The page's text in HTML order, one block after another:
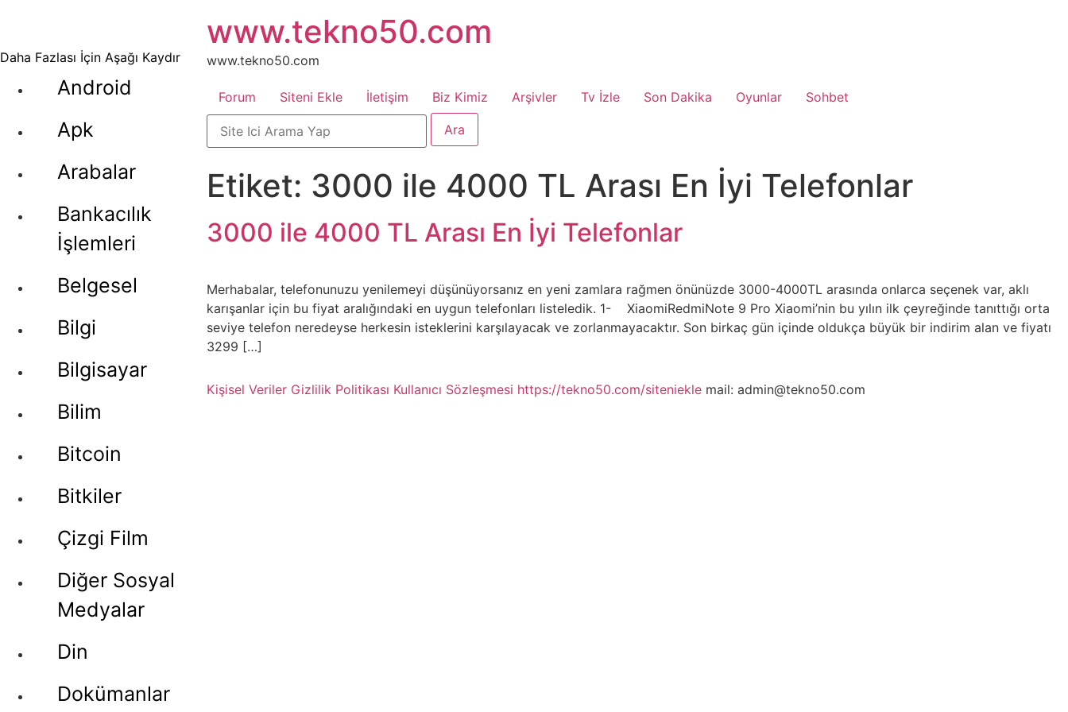
Daha Fazlası İçin Aşağı Kaydır
Android
Apk
Arabalar
Bankacılık
İşlemleri
Belgesel
Bilgi
Bilgisayar
Bilim
Bitcoin
Bitkiler
Çizgi Film
Diğer Sosyal
Medyalar
Din
Dokümanlar
atla
www.tekno50.com
www.tekno50.com
Forum Siteni Ekle İletişim Biz Kimiz Arşivler Tv İzle Son Dakika Oyunlar Sohbet
Etiket: 3000 ile 4000 TL Arası En İyi Telefonlar
3000 ile 4000 TL Arası En İyi Telefonlar
Merhabalar, telefonunuzu yenilemeyi düşünüyorsanız en yeni zamlara rağmen önünüzde 3000-4000TL arasında onlarca seçenek var, aklı
karışanlar için bu fiyat aralığındaki en uygun telefonları listeledik. 1- XiaomiRedmiNote 9 Pro Xiaomi’nin bu yılın ilk çeyreğinde tanıttığı orta
seviye telefon neredeyse herkesin isteklerini karşılayacak ve zorlanmayacaktır. Son birkaç gün içinde oldukça büyük bir indirim alan ve fiyatı
3299 […]
Kişisel Veriler Gizlilik Politikası Kullanıcı Sözleşmesi https://tekno50.com/siteniekle mail: admin@tekno50.com